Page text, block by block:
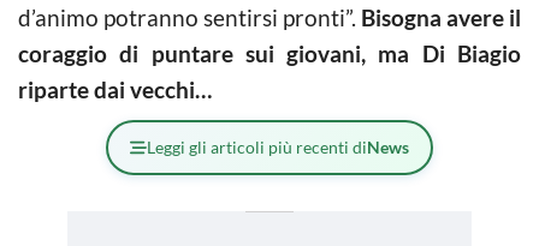
d’animo potranno sentirsi pronti”. Bisogna avere il
coraggio di puntare sui giovani, ma Di Biagio
riparte dai vecchi…
Leggi gli articoli più recenti diNews